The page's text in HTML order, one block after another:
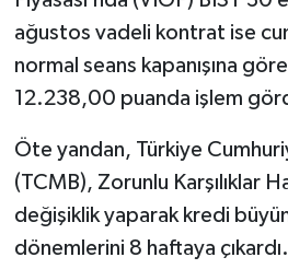
ağustos vadeli kontrat ise
normal seans kapanışına
12.238,00 puanda işlem
Öte yandan, Türkiye
(TCMB), Zorunlu Karşılıklar
değişiklik yaparak kredi
dönemlerini 8 haftaya